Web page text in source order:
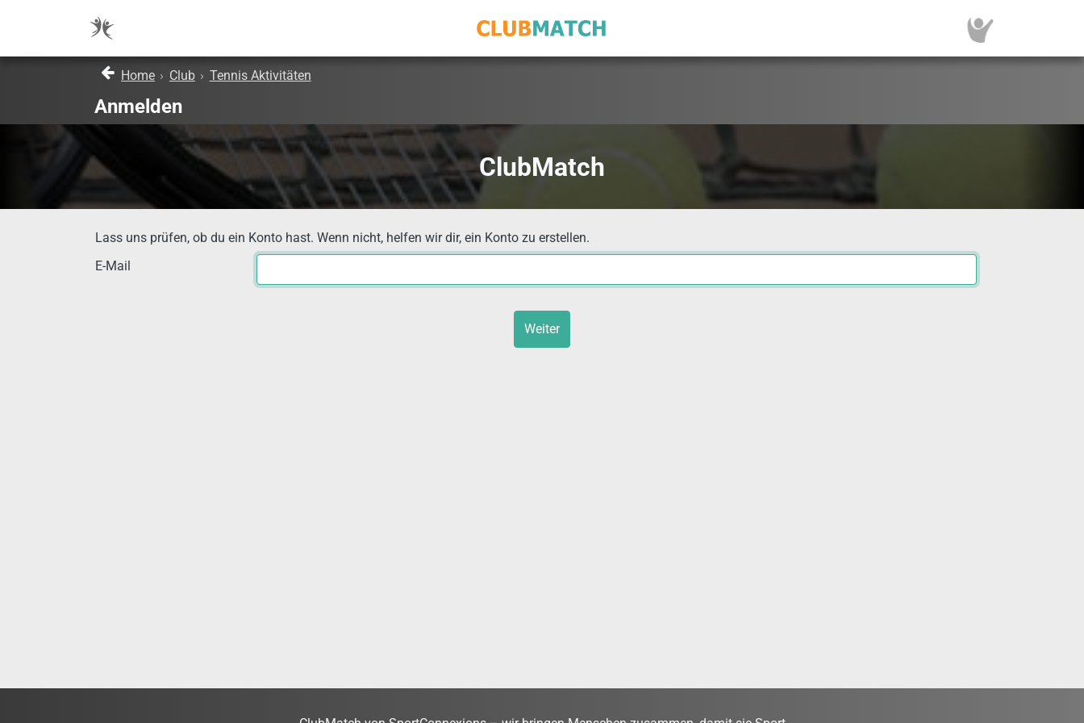
Home › Club › Tennis Aktivitäten
Anmelden
ClubMatch
Lass uns prüfen, ob du ein Konto hast. Wenn nicht, helfen wir dir, ein Konto zu erstellen.
E-Mail
Weiter